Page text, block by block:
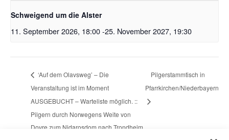
Schweigend um die Alster
11. September 2026, 18:00-25. November 2027, 19:30
‘Auf dem Olavsweg’ – Die
Veranstaltung ist im Moment
AUSGEBUCHT – Warteliste möglich. ::
Pilgern durch Norwegens Weite von
Dovre zum Nidarosdom nach Trondheim
Pilgerstammtisch in
Pfarrkirchen/Niederbayern